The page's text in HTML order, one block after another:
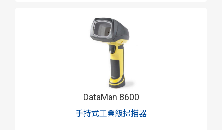
DataMan 8600
手持式工業級掃描器